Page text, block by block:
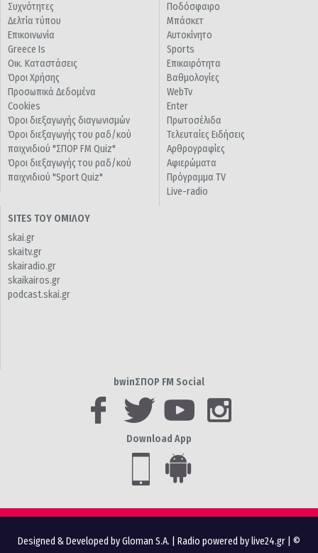
Συχνότητες
Δελτία τύπου
Επικοινωνία
Greece Is
Οικ. Καταστάσεις
Όροι Χρήσης
Προσωπικά Δεδομένα
Cookies
Όροι διεξαγωγής διαγωνισμών
Όροι διεξαγωγής του ραδ/κού
παιχνιδιού "ΣΠΟΡ FM Quiz"
Όροι διεξαγωγής του ραδ/κού
παιχνιδιού "Sport Quiz"
Ποδόσφαιρο
Μπάσκετ
Αυτοκίνητο
Sports
Επικαιρότητα
Βαθμολογίες
WebTv
Enter
Πρωτοσέλιδα
Τελευταίες Ειδήσεις
Αρθρογραφίες
Αφιερώματα
Πρόγραμμα TV
Live-radio
SITES ΤΟΥ ΟΜΙΛΟΥ
skai.gr
skaitv.gr
skairadio.gr
skaikairos.gr
podcast.skai.gr
bwinΣΠΟΡ FM Social
Download App
Designed & Developed by Gloman S.A. Radio powered by live24.gr | ©